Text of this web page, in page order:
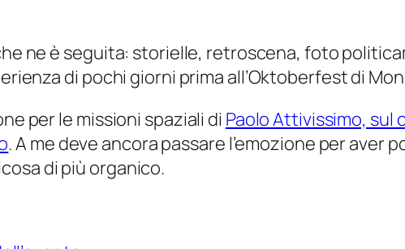
ne è seguita: storielle, retroscena, foto
di pochi giorni prima all’Oktoberfest di
per le missioni spaziali di Paolo Attivissimo, sul
. A me deve ancora passare l’emozione per aver
di più organico.